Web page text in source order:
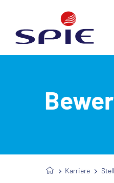
Karriere